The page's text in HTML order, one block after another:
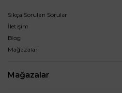
Sıkça Sorulan Sorular
İletişim
Blog
Mağazalar
Mağazalar